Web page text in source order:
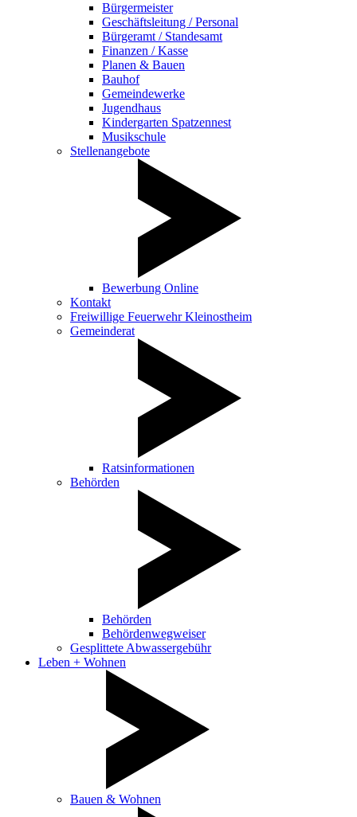
Bürgermeister
Geschäftsleitung / Personal
Bürgeramt / Standesamt
Finanzen / Kasse
Planen & Bauen
Bauhof
Gemeindewerke
Jugendhaus
Kindergarten Spatzennest
Musikschule
Stellenangebote
Bewerbung Online
Kontakt
Freiwillige Feuerwehr Kleinostheim
Gemeinderat
Ratsinformationen
Behörden
Behörden
Behördenwegweiser
Gesplittete Abwassergebühr
Leben + Wohnen
Bauen & Wohnen